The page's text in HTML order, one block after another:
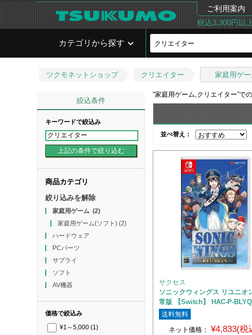
ご利用案内
税込3,300円以
カテゴリから探す
ツクモネットショップ クリエイター 家庭用ゲー
絞込条件
キーワードで絞込み
商品カテゴリ
絞り込みを解除
家庭用ゲーム (2)
家庭用ゲーム(ソフト)(2)
ハードウェア
PCパーツ
サプライ
ソフト
AV機器
価格で絞込み
¥1～5,000 (1)
“家庭用ゲーム,クリエイター”で
並べ替え：
サクセス
ソニックウィングス リユニ
常版 【Switch】 HAC-P-
送料無料
ネット価格： ¥4,833(税